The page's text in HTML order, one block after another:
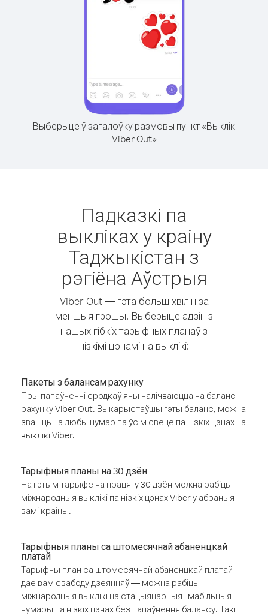
Выберыце ў загалоўку размовы пункт «Выклік
Viber Out»
Падказкі па
выкліках у краіну
Таджыкістан з
рэгіёна Аўстрыя
Viber Out — гэта больш хвілін за
меншыя грошы. Выберыце адзін з
нашых гібкіх тарыфных планаў з
нізкімі цэнамі на выклікі:
Пакеты з балансам рахунку
Пры папаўненні сродкаў яны налічваюцца на баланс
рахунку Viber Out. Выкарыстаўшы гэты баланс, можна
званіць на любы нумар па ўсім свеце па нізкіх цэнах на
выклікі Viber.
Тарыфныя планы на 30 дзён
На гэтым тарыфе на працягу 30 дзён можна рабіць
міжнародныя выклікі па нізкіх цэнах Viber у абраныя
вамі краіны.
Тарыфныя планы са штомесячнай абаненцкай
платай
Тарыфны план са штомесячнай абаненцкай платай
дае вам свабоду дзеянняў — можна рабіць
міжнародныя выклікі на стацыянарныя і мабільныя
нумары па нізкіх цэнах без папаўнення балансу. Такі